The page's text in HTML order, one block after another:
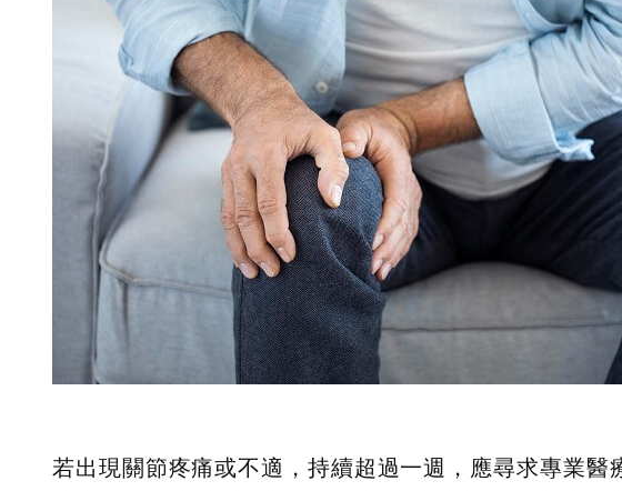
若出現關節疼痛或不適，持續超過一週，應尋求專業